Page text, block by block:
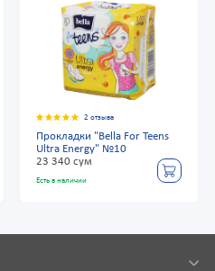
2 отзыва
Прокладки "Bella For Teens
Ultra Energy" №10
23 340 сум
Есть в наличии